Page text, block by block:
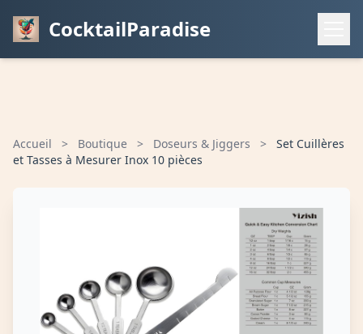
CocktailParadise
Accueil > Boutique > Doseurs & Jiggers >
Set Cuillères
et Tasses à Mesurer Inox 10 pièces